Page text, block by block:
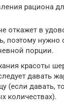
рациона
откажет в
поэтому нужно
порции.
красоты
давать
(если давать,
количествах).